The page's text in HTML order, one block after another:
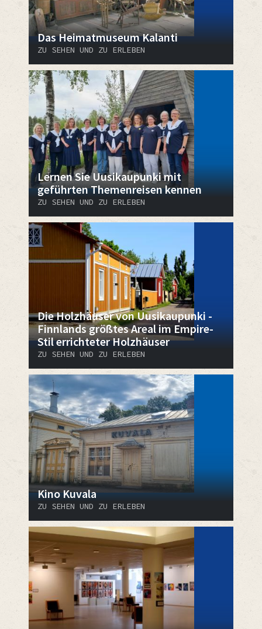
Das Heimatmuseum Kalanti
ZU SEHEN UND ZU ERLEBEN
Lernen Sie Uusikaupunki mit
geführten Themenreisen kennen
ZU SEHEN UND ZU ERLEBEN
Die Holzhäuser von Uusikaupunki -
Finnlands größtes Areal im Empire-
Stil errichteter Holzhäuser
ZU SEHEN UND ZU ERLEBEN
Kino Kuvala
ZU SEHEN UND ZU ERLEBEN